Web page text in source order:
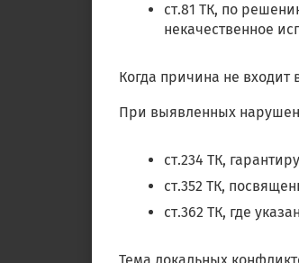
ст.81 ТК, по
некачественное
Когда причина не
При выявленных
ст.234 ТК,
ст.352 ТК,
ст.362 ТК, где